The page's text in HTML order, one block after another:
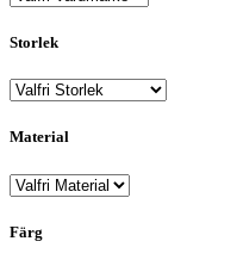
Storlek
Material
Färg